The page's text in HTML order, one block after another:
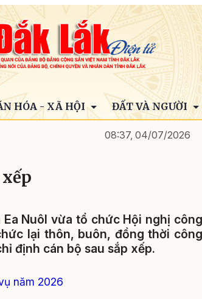
HÓA - XÃ HỘI ĐẤT VÀ NGƯỜI
08:37, 04/07/2026
Ea Nuôl vừa tổ chức Hội nghị công
lại thôn, buôn, đồng thời công
định cán bộ sau sắp xếp.
năm 2026